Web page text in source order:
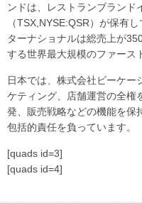
ンドは、レストランブランド
（TSX,NYSE:QSR）が保有
ターナショナルは総売上が
する世界最大規模のファース
日本では、株式会社ビーケー
ケティング、店舗運営の全権
発、販売戦略などの機能を保
包括的責任を負っています。
[quads id=3]
[quads id=4]